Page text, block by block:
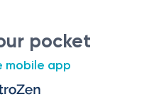
pocket
mobile app